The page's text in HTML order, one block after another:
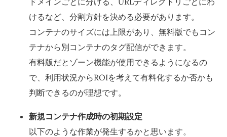
けるなど、分割方針を決める必要があります。
コンテナのサイズには上限があり、無料版でもコン
テナから別コンテナのタグ配信ができます。
有料版だとゾーン機能が使用できるようになるの
で、利用状況からROIを考えて有料化するか否かも
判断できるのが理想です。
新規コンテナ作成時の初期設定
以下のような作業が発生するかと思います。